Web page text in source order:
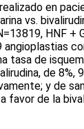
en
vs.
HNF +
angioplastias
tasa de
de 8%,
y de
favor de la